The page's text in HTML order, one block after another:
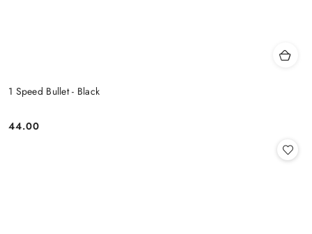
1 Speed Bullet - Black
Cena:
44.00